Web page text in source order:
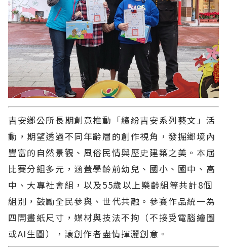
吉安鄉公所長期創意推動「繽紛吉安系列藝文」活
動，期望透過不同年齡層的創作視角，發掘鄉境內
豐富的自然景觀、風俗民情與歷史建築之美。本屆
比賽分組多元，涵蓋學齡前幼兒、國小、國中、高
中、大專社會組，以及55歲以上樂齡組等共計8個
組別，鼓勵全民參與、世代共融。參賽作品統一為
四開畫紙尺寸，媒材與技法不拘（不接受電腦繪圖
或AI生圖），讓創作者盡情揮灑創意。